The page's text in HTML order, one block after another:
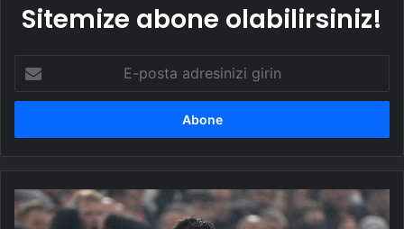
Sitemize abone olabilirsiniz!
posta
adresinizi
Kayserispor'da
Sergej